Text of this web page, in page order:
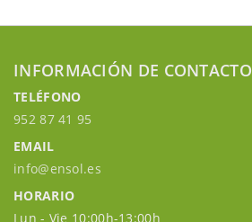
INFORMACIÓN DE CONTACTO
TELÉFONO
952 87 41 95
EMAIL
info@ensol.es
HORARIO
Lun - Vie 10:00h-13:00h